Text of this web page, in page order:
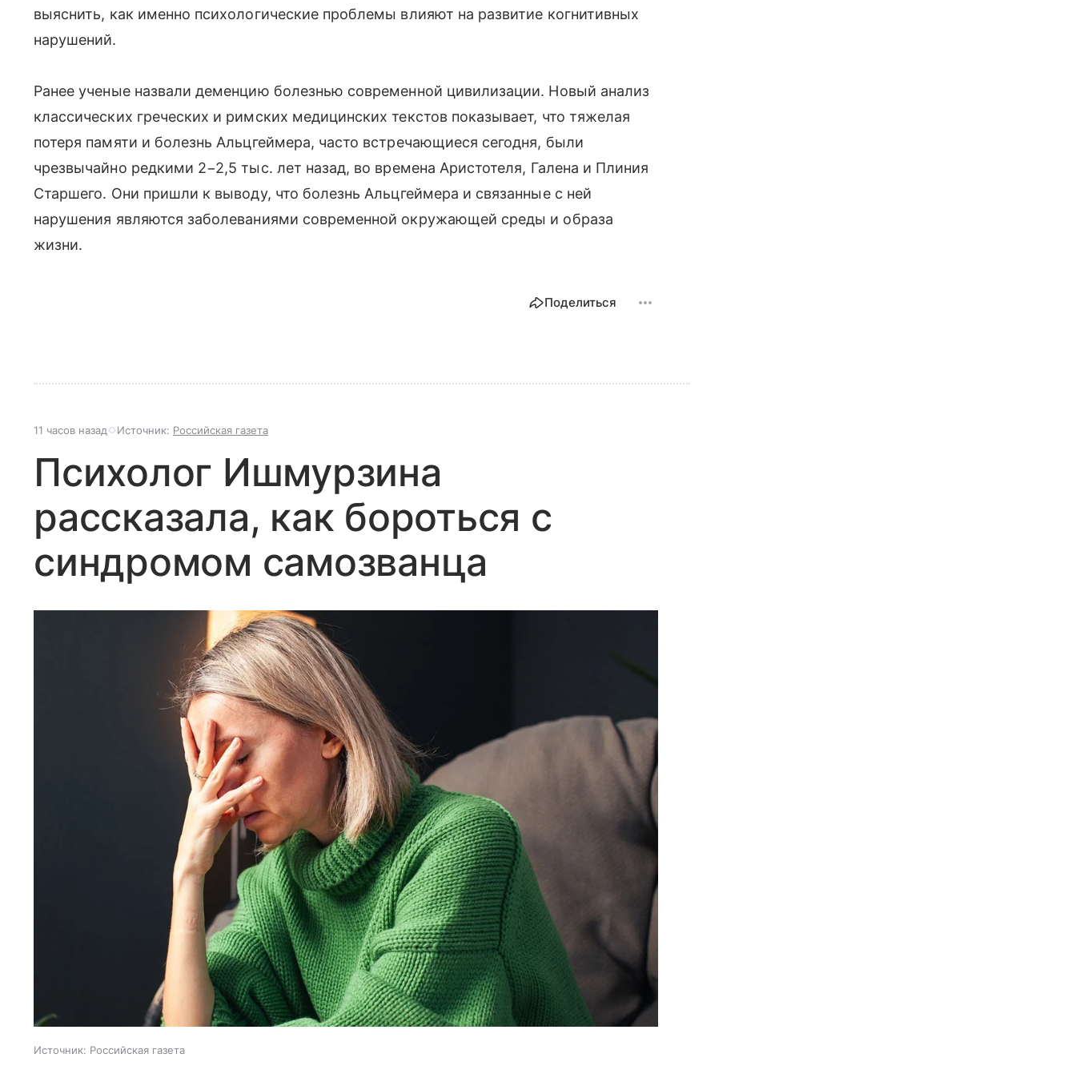
выяснить, как именно психологические проблемы влияют на развитие когнитивных
нарушений.
Ранее ученые назвали деменцию болезнью современной цивилизации. Новый анализ
классических греческих и римских медицинских текстов показывает, что тяжелая
потеря памяти и болезнь Альцгеймера, часто встречающиеся сегодня, были
чрезвычайно редкими 2−2,5 тыс. лет назад, во времена Аристотеля, Галена и Плиния
Старшего. Они пришли к выводу, что болезнь Альцгеймера и связанные с ней
нарушения являются заболеваниями современной окружающей среды и образа
жизни.
Поделиться
11 часов назад Источник: Российская газета
Психолог Ишмурзина
рассказала, как бороться с
синдромом самозванца
Источник: Российская газета